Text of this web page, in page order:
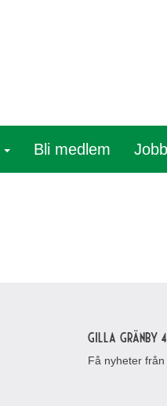
Bli medlem
Gilla Gränby
Få nyheter